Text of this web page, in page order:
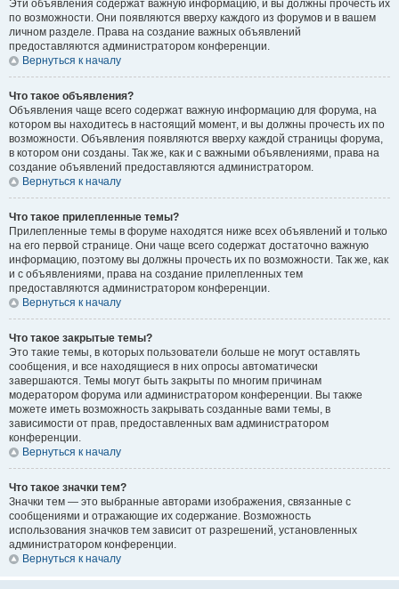
Эти объявления содержат важную информацию, и вы должны прочесть их
по возможности. Они появляются вверху каждого из форумов и в вашем
личном разделе. Права на создание важных объявлений
предоставляются администратором конференции.
Вернуться к началу
Что такое объявления?
Объявления чаще всего содержат важную информацию для форума, на
котором вы находитесь в настоящий момент, и вы должны прочесть их по
возможности. Объявления появляются вверху каждой страницы форума,
в котором они созданы. Так же, как и с важными объявлениями, права на
создание объявлений предоставляются администратором.
Вернуться к началу
Что такое прилепленные темы?
Прилепленные темы в форуме находятся ниже всех объявлений и только
на его первой странице. Они чаще всего содержат достаточно важную
информацию, поэтому вы должны прочесть их по возможности. Так же, как
и с объявлениями, права на создание прилепленных тем
предоставляются администратором конференции.
Вернуться к началу
Что такое закрытые темы?
Это такие темы, в которых пользователи больше не могут оставлять
сообщения, и все находящиеся в них опросы автоматически
завершаются. Темы могут быть закрыты по многим причинам
модератором форума или администратором конференции. Вы также
можете иметь возможность закрывать созданные вами темы, в
зависимости от прав, предоставленных вам администратором
конференции.
Вернуться к началу
Что такое значки тем?
Значки тем — это выбранные авторами изображения, связанные с
сообщениями и отражающие их содержание. Возможность
использования значков тем зависит от разрешений, установленных
администратором конференции.
Вернуться к началу